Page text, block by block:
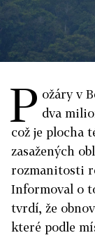
P ožáry v
dva
což je plocha
zasažených
rozmanitosti
Informoval o
tvrdí, že
které podle